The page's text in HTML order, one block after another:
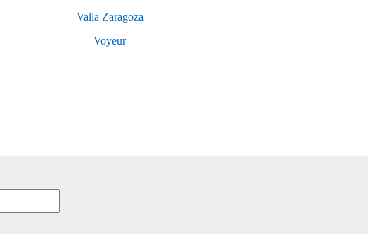
Valla Zaragoza
Voyeur